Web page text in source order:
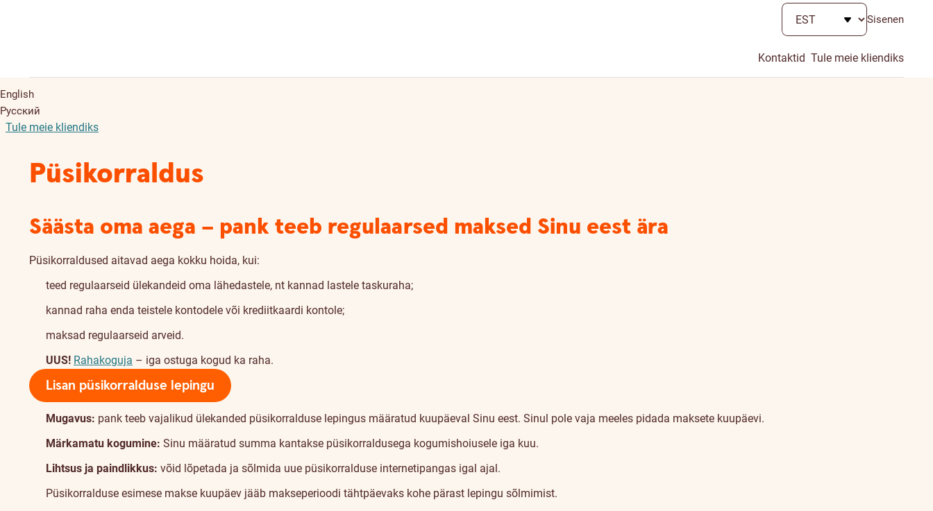
Sisenen
Kontaktid Tule meie kliendiks
English
Русский
Tule meie kliendiks
Püsikorraldus
Säästa oma aega – pank teeb regulaarsed maksed Sinu eest ära
Püsikorraldused aitavad aega kokku hoida, kui:
teed regulaarseid ülekandeid oma lähedastele, nt kannad lastele taskuraha;
kannad raha enda teistele kontodele või krediitkaardi kontole;
maksad regulaarseid arveid.
UUS! Rahakoguja – iga ostuga kogud ka raha.
Lisan püsikorralduse lepingu
Mugavus: pank teeb vajalikud ülekanded püsikorralduse lepingus määratud kuupäeval Sinu eest. Sinul pole vaja meeles pidada maksete kuupäevi.
Märkamatu kogumine: Sinu määratud summa kantakse püsikorraldusega kogumishoiusele iga kuu.
Lihtsus ja paindlikkus: võid lõpetada ja sõlmida uue püsikorralduse internetipangas igal ajal.
Püsikorralduse esimese makse kuupäev jääb makseperioodi tähtpäevaks kohe pärast lepingu sõlmimist.